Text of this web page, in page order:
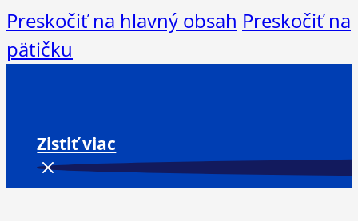
Preskočiť na hlavný obsah Preskočiť na
pätičku
Zistiť viac